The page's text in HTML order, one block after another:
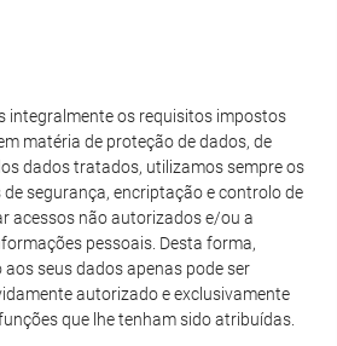
integralmente os requisitos impostos
matéria de proteção de dados, de
dados tratados, utilizamos sempre os
segurança, encriptação e controlo de
acessos não autorizados e/ou a
pessoais. Desta forma,
seus dados apenas pode ser
autorizado e exclusivamente
que lhe tenham sido atribuídas.